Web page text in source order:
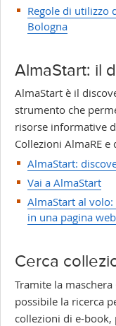
Regole di utilizzo
Bologna
AlmaStart: il
AlmaStart è il
strumento che
risorse informative
Collezioni AlmaRE
AlmaStart:
Vai a AlmaStart
AlmaStart al
in una pagina
Cerca
Tramite la
possibile la ricerca
collezioni di e-